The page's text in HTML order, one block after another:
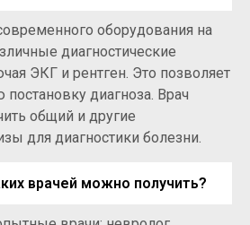
оборудования на
диагностические
ЭКГ и рентген. Это позволяет
диагноза. Врач
общий и другие
для диагностики болезни.
врачей можно получить?